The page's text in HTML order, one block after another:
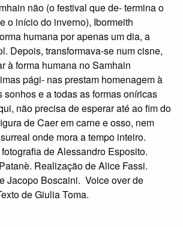
não (o festival que de- termina o
o início do inverno), Ibormeith
humana por apenas um dia, a
Depois, transformava-se num cisne,
à forma humana no Samhain
pági- nas prestam homenagem à
sonhos e a todas as formas oníricas
não precisa de esperar até ao fim do
de Caer em carne e osso, nem
onde mora a tempo inteiro.
de Alessandro Esposito.
Realização de Alice Fassi.
Jacopo Boscaini. Voice over de
de Giulia Toma.